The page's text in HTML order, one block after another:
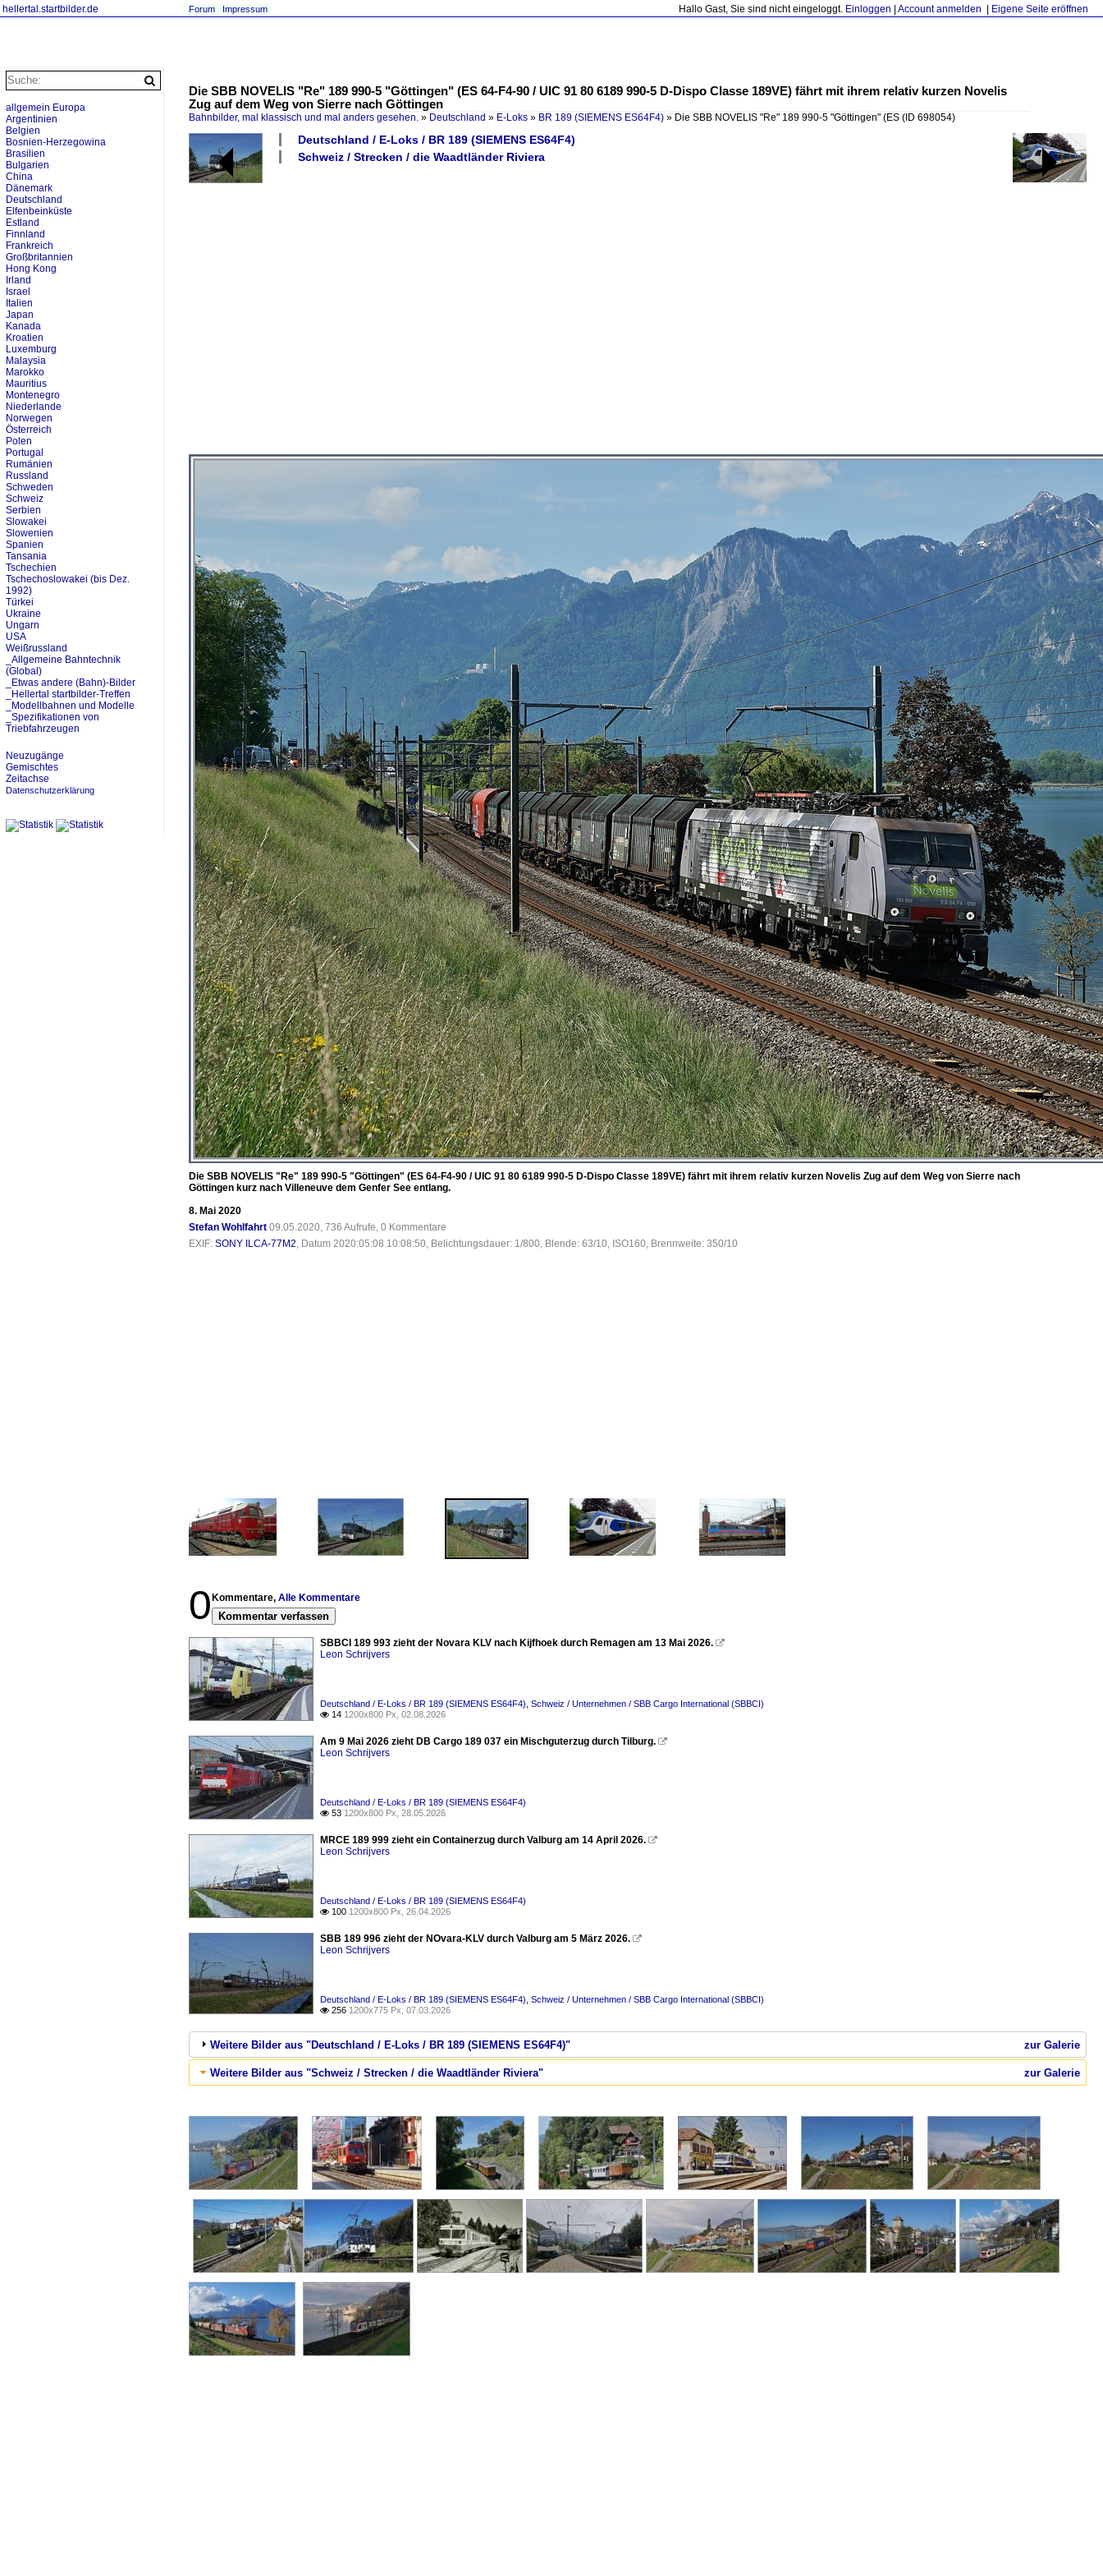
hellertal.startbilder.de Hallo Gast, Sie sind nicht eingeloggt. Einloggen Account anmelden Eigene Seite eröffnen
Forum Impressum
Die SBB NOVELIS "Re" 189 990-5 "Göttingen" (ES 64-F4-90 / UIC 91 80 6189 990-5 D-Dispo Classe 189VE) fährt mit ihrem relativ kurzen Novelis
Zug auf dem Weg von Sierre nach Göttingen
Bahnbilder, mal klassisch und mal anders gesehen. » Deutschland » E-Loks » BR 189 (SIEMENS ES64F4) » Die SBB NOVELIS "Re" 189 990-5 "Göttingen" (ES (ID 698054)
Deutschland / E-Loks / BR 189 (SIEMENS ES64F4)
Schweiz / Strecken / die Waadtländer Riviera
Die SBB NOVELIS "Re" 189 990-5 "Göttingen" (ES 64-F4-90 / UIC 91 80 6189 990-5 D-Dispo Classe 189VE) fährt mit ihrem relativ kurzen Novelis Zug auf dem Weg von Sierre nach
Göttingen kurz nach Villeneuve dem Genfer See entlang.
8. Mai 2020
Stefan Wohlfahrt 09.05.2020, 736 Aufrufe, 0 Kommentare
EXIF: SONY ILCA-77M2, Datum 2020:05:08 10:08:50, Belichtungsdauer: 1/800, Blende: 63/10, ISO160, Brennweite: 350/10
0 Kommentare, Alle Kommentare
Kommentar verfassen
SBBCI 189 993 zieht der Novara KLV nach Kijfhoek durch Remagen am 13 Mai 2026. 
Leon Schrijvers
Deutschland / E-Loks / BR 189 (SIEMENS ES64F4) Schweiz / Unternehmen / SBB Cargo International (SBBCI)
 14 1200x800 Px, 02.08.2026
Am 9 Mai 2026 zieht DB Cargo 189 037 ein Mischguterzug durch Tilburg. 
Leon Schrijvers
Deutschland / E-Loks / BR 189 (SIEMENS ES64F4)
 53 1200x800 Px, 28.05.2026
MRCE 189 999 zieht ein Containerzug durch Valburg am 14 April 2026. 
Leon Schrijvers
Deutschland / E-Loks / BR 189 (SIEMENS ES64F4)
 100 1200x800 Px, 26.04.2026
SBB 189 996 zieht der NOvara-KLV durch Valburg am 5 März 2026. 
Leon Schrijvers
Deutschland / E-Loks / BR 189 (SIEMENS ES64F4) Schweiz / Unternehmen / SBB Cargo International (SBBCI)
 256 1200x775 Px, 07.03.2026
zur Galerie
Weitere Bilder aus "Deutschland / E-Loks / BR 189 (SIEMENS ES64F4)"
zur Galerie
Weitere Bilder aus "Schweiz / Strecken / die Waadtländer Riviera"
allgemein Europa
Argentinien
Belgien
Bosnien-Herzegowina
Brasilien
Bulgarien
China
Dänemark
Deutschland
Elfenbeinküste
Estland
Finnland
Frankreich
Großbritannien
Hong Kong
Irland
Israel
Italien
Japan
Kanada
Kroatien
Luxemburg
Malaysia
Marokko
Mauritius
Montenegro
Niederlande
Norwegen
Österreich
Polen
Portugal
Rumänien
Russland
Schweden
Schweiz
Serbien
Slowakei
Slowenien
Spanien
Tansania
Tschechien
Tschechoslowakei (bis Dez.
1992)
Türkei
Ukraine
Ungarn
USA
Weißrussland
_Allgemeine Bahntechnik
(Global)
_Etwas andere (Bahn)-Bilder
_Hellertal startbilder-Treffen
_Modellbahnen und Modelle
_Spezifikationen von
Triebfahrzeugen
Neuzugänge
Gemischtes
Zeitachse
Datenschutzerklärung